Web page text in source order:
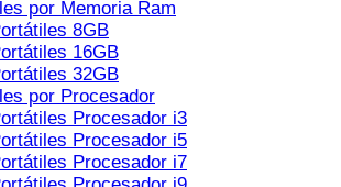
por Memoria Ram
8GB
16GB
32GB
por Procesador
Procesador i3
Procesador i5
Procesador i7